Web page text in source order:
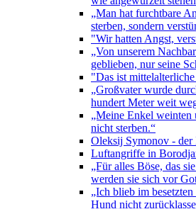
„Man hat furchtbare
sterben, sondern
"Wir hatten Angst,
„Von unserem
geblieben, nur seine
"Das ist
„Großvater wurde
hundert Meter weit
„Meine Enkel weinten
nicht sterben.“
Oleksij Symonov -
Luftangriffe in
„Für alles Böse, das
werden sie sich vor
„Ich blieb im
Hund nicht